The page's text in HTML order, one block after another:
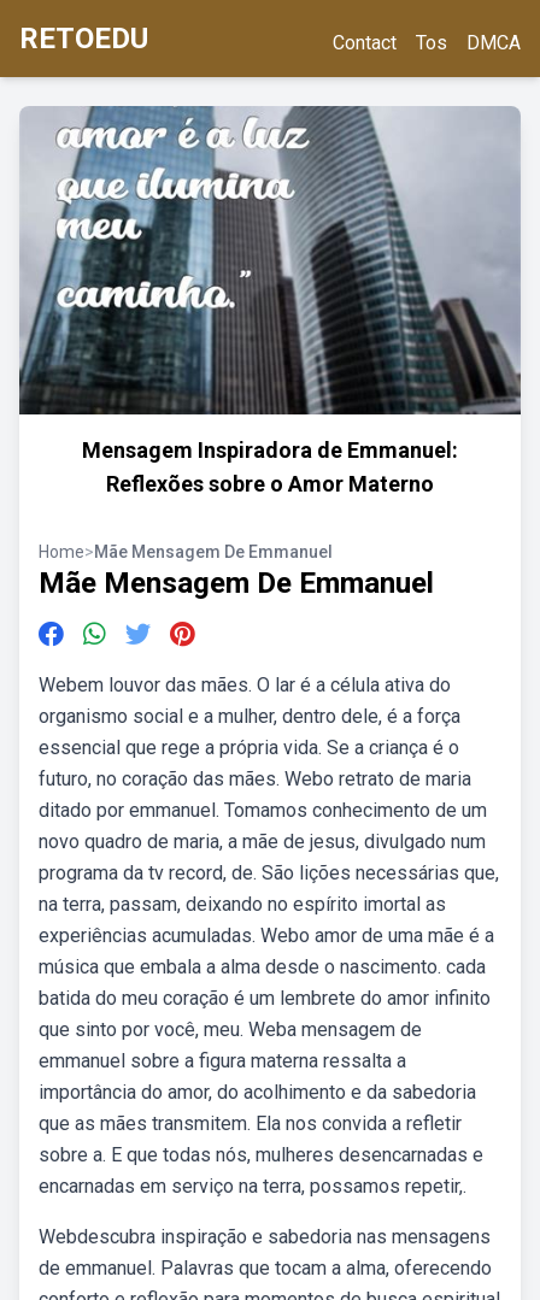
RETOEDU Contact Tos DMCA
Mensagem Inspiradora de Emmanuel:
Reflexões sobre o Amor Materno
Home>Mãe Mensagem De Emmanuel
Mãe Mensagem De Emmanuel
Webem louvor das mães. O lar é a célula ativa do
organismo social e a mulher, dentro dele, é a força
essencial que rege a própria vida. Se a criança é o
futuro, no coração das mães. Webo retrato de maria
ditado por emmanuel. Tomamos conhecimento de um
novo quadro de maria, a mãe de jesus, divulgado num
programa da tv record, de. São lições necessárias que,
na terra, passam, deixando no espírito imortal as
experiências acumuladas. Webo amor de uma mãe é a
música que embala a alma desde o nascimento. cada
batida do meu coração é um lembrete do amor infinito
que sinto por você, meu. Weba mensagem de
emmanuel sobre a figura materna ressalta a
importância do amor, do acolhimento e da sabedoria
que as mães transmitem. Ela nos convida a refletir
sobre a. E que todas nós, mulheres desencarnadas e
encarnadas em serviço na terra, possamos repetir,.
Webdescubra inspiração e sabedoria nas mensagens
de emmanuel. Palavras que tocam a alma, oferecendo